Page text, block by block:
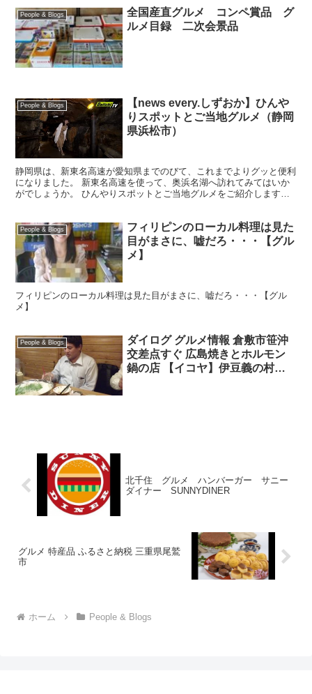
People & Blogs
全国産直グルメ コンペ賞品 グ
ルメ目録 二次会景品
People & Blogs
【news every.しずおか】ひんや
りスポットとご当地グルメ（静岡
県浜松市）
静岡県は、新東名高速が愛知県までのびて、これまでよりグッと便利
になりました。 新東名高速を使って、奥浜名湖へ訪れてみてはいか
がでしょうか。 ひんやりスポットとご当地グルメをご紹介します！
People & Blogs
フィリピンのローカル料理は見た
目がまさに、嘘だろ・・・【グル
メ】
フィリピンのローカル料理は見た目がまさに、嘘だろ・・・【グル
メ】
People & Blogs
ダイログ グルメ情報 倉敷市笹沖
交差点すぐ 広島焼きとホルモン
鍋の店 【イコヤ】伊豆義の村上
北千住 グルメ ハンバーガー サニー
ダイナー SUNNYDINER
グルメ 特産品 ふるさと納税 三重県尾鷲
市
ホーム People & Blogs